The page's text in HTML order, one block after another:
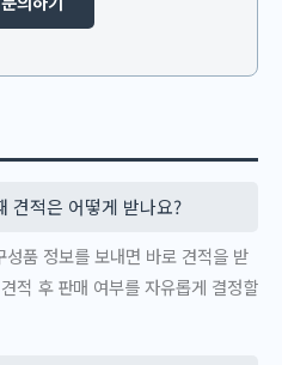
견적은 어떻게 받나요?
품 정보를 보내면 바로 견적을 받
적 후 판매 여부를 자유롭게 결정할